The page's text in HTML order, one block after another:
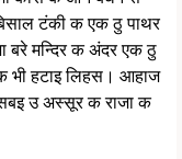
टंकी क एक ठु पाथर
बरे मन्दिर क अंदर एक ठु
हटाइ लिहस। आहाज
उ अस्सूर क राजा क